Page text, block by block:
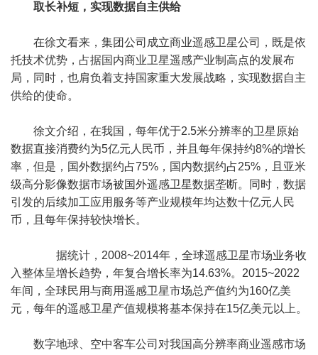
取长补短，实现数据自主供给
在徐文看来，集团公司成立商业遥感卫星公司，既是依
托技术优势，占据国内商业卫星遥感产业制高点的发展布
局，同时，也肩负着支持国家重大发展战略，实现数据自主
供给的使命。
徐文介绍，在我国，每年优于2.5米分辨率的卫星原始
数据直接消费约为5亿元人民币，并且每年保持约8%的增长
率，但是，国外数据约占75%，国内数据约占25%，且亚米
级高分影像数据市场被国外遥感卫星数据垄断。同时，数据
引发的后续加工应用服务等产业规模年均达数十亿元人民
币，且每年保持较快增长。
据统计，2008~2014年，全球遥感卫星市场业务收
入整体呈增长趋势，年复合增长率为14.63%。2015~2022
年间，全球民用与商用遥感卫星市场总产值约为160亿美
元，每年的遥感卫星产值规模将基本保持在15亿美元以上。
数字地球、空中客车公司对我国高分辨率商业遥感市场